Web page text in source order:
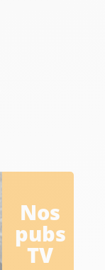
Nos
pubs
TV